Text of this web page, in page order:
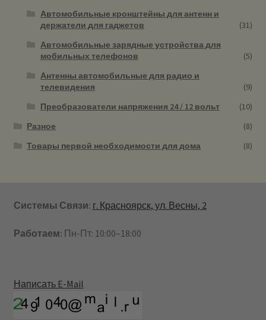
Автомобильные кронштейны для антенн и
держатели для гаджетов
(31)
Автомобильные зарядные устройства для
мобильных телефонов
(5)
Антенны автомобильные для радио и
телевидения
(9)
Преобразователи напряжения 24 / 12 вольт
(10)
Разное
(8)
Товары первой необходимости для дома
(8)
Системы Связи: г. Красноярск, ул. Весны, 2
Работаем: Пн-Пт: 10:00–18:00
Написать E-Mail